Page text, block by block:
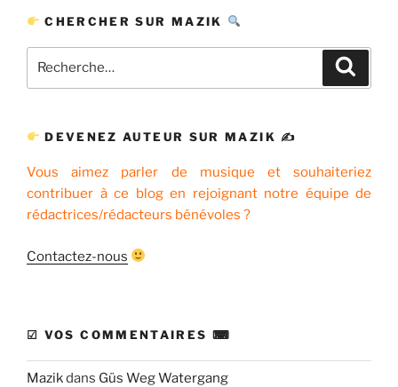
CHERCHER SUR MAZIK
pour
DEVENEZ AUTEUR SUR MAZIK ✍
Vous aimez parler de musique et souhaiteriez
contribuer à ce blog en rejoignant notre équipe de
rédactrices/rédacteurs bénévoles ?
Contactez-nous
☑ VOS COMMENTAIRES ⌨
Mazikdans Güs Weg Watergang